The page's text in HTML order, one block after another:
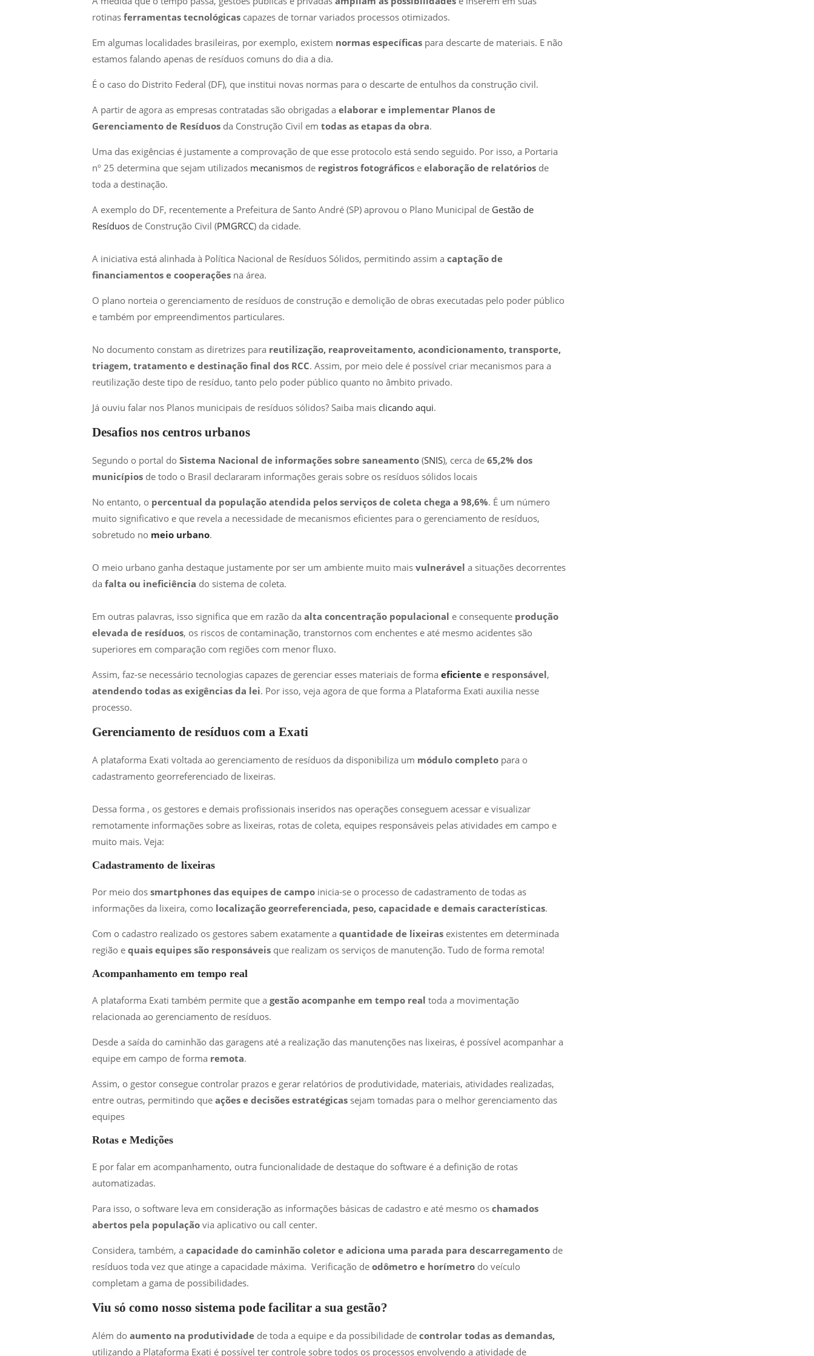
rotinas ferramentas tecnológicas capazes de tornar variados processos otimizados.
Em algumas localidades brasileiras, por exemplo, existem normas específicas para descarte de materiais. E não
estamos falando apenas de resíduos comuns do dia a dia.
É o caso do Distrito Federal (DF), que institui novas normas para o descarte de entulhos da construção civil.
A partir de agora as empresas contratadas são obrigadas a elaborar e implementar Planos de
Gerenciamento de Resíduos da Construção Civil em todas as etapas da obra.
Uma das exigências é justamente a comprovação de que esse protocolo está sendo seguido. Por isso, a Portaria
nº 25 determina que sejam utilizados mecanismos de registros fotográficos e elaboração de relatórios de
toda a destinação.
A exemplo do DF, recentemente a Prefeitura de Santo André (SP) aprovou o Plano Municipal de Gestão de
Resíduos de Construção Civil (PMGRCC) da cidade.
A iniciativa está alinhada à Política Nacional de Resíduos Sólidos, permitindo assim a captação de
financiamentos e cooperações na área.
O plano norteia o gerenciamento de resíduos de construção e demolição de obras executadas pelo poder público
e também por empreendimentos particulares.
No documento constam as diretrizes para reutilização, reaproveitamento, acondicionamento, transporte,
triagem, tratamento e destinação final dos RCC. Assim, por meio dele é possível criar mecanismos para a
reutilização deste tipo de resíduo, tanto pelo poder público quanto no âmbito privado.
Já ouviu falar nos Planos municipais de resíduos sólidos? Saiba mais clicando aqui.
Desafios nos centros urbanos
Segundo o portal do Sistema Nacional de informações sobre saneamento (SNIS), cerca de 65,2% dos
municípios de todo o Brasil declararam informações gerais sobre os resíduos sólidos locais
No entanto, o percentual da população atendida pelos serviços de coleta chega a 98,6%. É um número
muito significativo e que revela a necessidade de mecanismos eficientes para o gerenciamento de resíduos,
sobretudo no meio urbano.
O meio urbano ganha destaque justamente por ser um ambiente muito mais vulnerável a situações decorrentes
da falta ou ineficiência do sistema de coleta.
Em outras palavras, isso significa que em razão da alta concentração populacional e consequente produção
elevada de resíduos, os riscos de contaminação, transtornos com enchentes e até mesmo acidentes são
superiores em comparação com regiões com menor fluxo.
Assim, faz-se necessário tecnologias capazes de gerenciar esses materiais de forma eficiente e responsável,
atendendo todas as exigências da lei. Por isso, veja agora de que forma a Plataforma Exati auxilia nesse
processo.
Gerenciamento de resíduos com a Exati
A plataforma Exati voltada ao gerenciamento de resíduos da disponibiliza um módulo completo para o
cadastramento georreferenciado de lixeiras.
Dessa forma , os gestores e demais profissionais inseridos nas operações conseguem acessar e visualizar
remotamente informações sobre as lixeiras, rotas de coleta, equipes responsáveis pelas atividades em campo e
muito mais. Veja:
Cadastramento de lixeiras
Por meio dos smartphones das equipes de campo inicia-se o processo de cadastramento de todas as
informações da lixeira, como localização georreferenciada, peso, capacidade e demais características.
Com o cadastro realizado os gestores sabem exatamente a quantidade de lixeiras existentes em determinada
região e quais equipes são responsáveis que realizam os serviços de manutenção. Tudo de forma remota!
Acompanhamento em tempo real
A plataforma Exati também permite que a gestão acompanhe em tempo real toda a movimentação
relacionada ao gerenciamento de resíduos.
Desde a saída do caminhão das garagens até a realização das manutenções nas lixeiras, é possível acompanhar a
equipe em campo de forma remota.
Assim, o gestor consegue controlar prazos e gerar relatórios de produtividade, materiais, atividades realizadas,
entre outras, permitindo que ações e decisões estratégicas sejam tomadas para o melhor gerenciamento das
equipes
Rotas e Medições
E por falar em acompanhamento, outra funcionalidade de destaque do software é a definição de rotas
automatizadas.
Para isso, o software leva em consideração as informações básicas de cadastro e até mesmo os chamados
abertos pela população via aplicativo ou call center.
Considera, também, a capacidade do caminhão coletor e adiciona uma parada para descarregamento de
resíduos toda vez que atinge a capacidade máxima. Verificação de odômetro e horímetro do veículo
completam a gama de possibilidades.
Viu só como nosso sistema pode facilitar a sua gestão?
Além do aumento na produtividade de toda a equipe e da possibilidade de controlar todas as demandas,
utilizando a Plataforma Exati é possível ter controle sobre todos os processos envolvendo a atividade de